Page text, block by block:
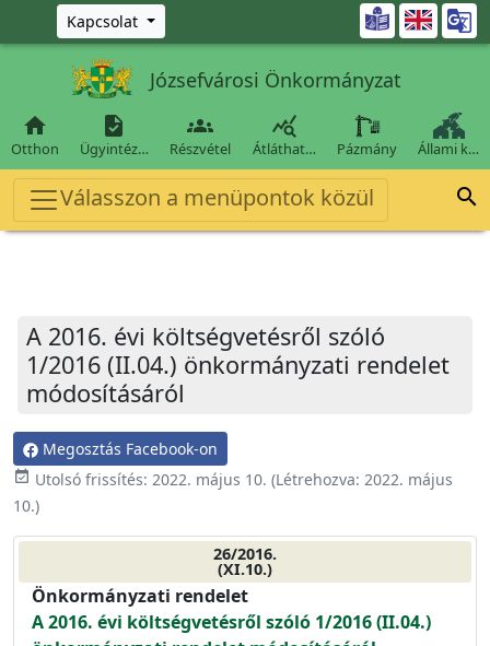
Ugrás a fő tartalomra
Kapcsolat 
Józsefvárosi Önkormányzat

Otthon

Ügyintéz…

Részvétel

Átláthat… Pázmány Állami k…
Válasszon a menüpontok közül 
A 2016. évi költségvetésről szóló
1/2016 (II.04.) önkormányzati rendelet
módosításáról
Megosztás Facebook-on
event_available Utolsó frissítés: 2022. május 10. (Létrehozva: 2022. május
10.)
26/2016.
(XI.10.)
Önkormányzati rendelet
A 2016. évi költségvetésről szóló 1/2016 (II.04.)